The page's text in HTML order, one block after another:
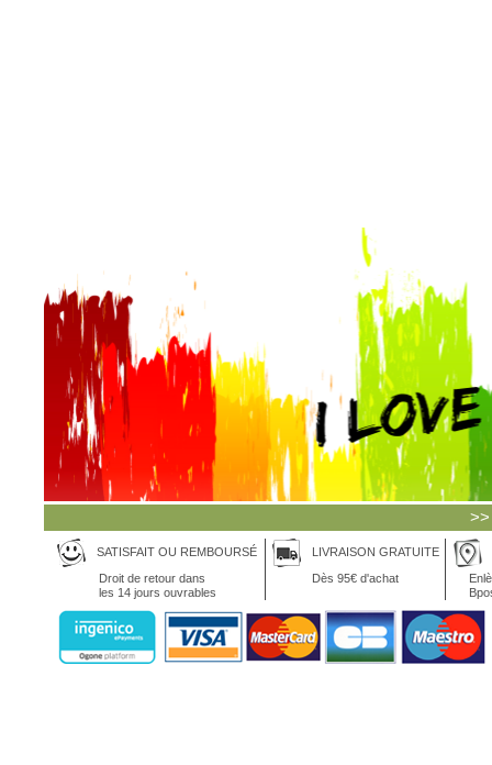
SATISFAIT OU REMBOURSÉ
Droit de retour dans
les 14 jours ouvrables
LIVRAISON GRATUITE
Dès 95€ d'achat